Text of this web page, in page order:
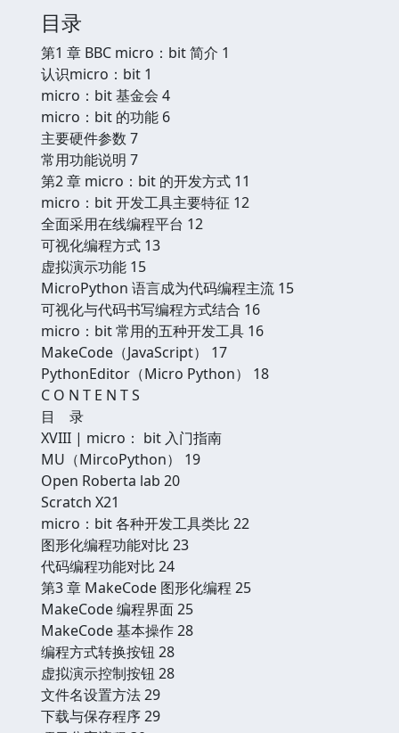
目录
第1 章 BBC micro：bit 简介 1
认识micro：bit 1
micro：bit 基金会 4
micro：bit 的功能 6
主要硬件参数 7
常用功能说明 7
第2 章 micro：bit 的开发方式 11
micro：bit 开发工具主要特征 12
全面采用在线编程平台 12
可视化编程方式 13
虚拟演示功能 15
MicroPython 语言成为代码编程主流 15
可视化与代码书写编程方式结合 16
micro：bit 常用的五种开发工具 16
MakeCode（JavaScript） 17
PythonEditor（Micro Python） 18
C O N T E N T S
目 录
XVIII | micro： bit 入门指南
MU（MircoPython） 19
Open Roberta lab 20
Scratch X21
micro：bit 各种开发工具类比 22
图形化编程功能对比 23
代码编程功能对比 24
第3 章 MakeCode 图形化编程 25
MakeCode 编程界面 25
MakeCode 基本操作 28
编程方式转换按钮 28
虚拟演示控制按钮 28
文件名设置方法 29
下载与保存程序 29